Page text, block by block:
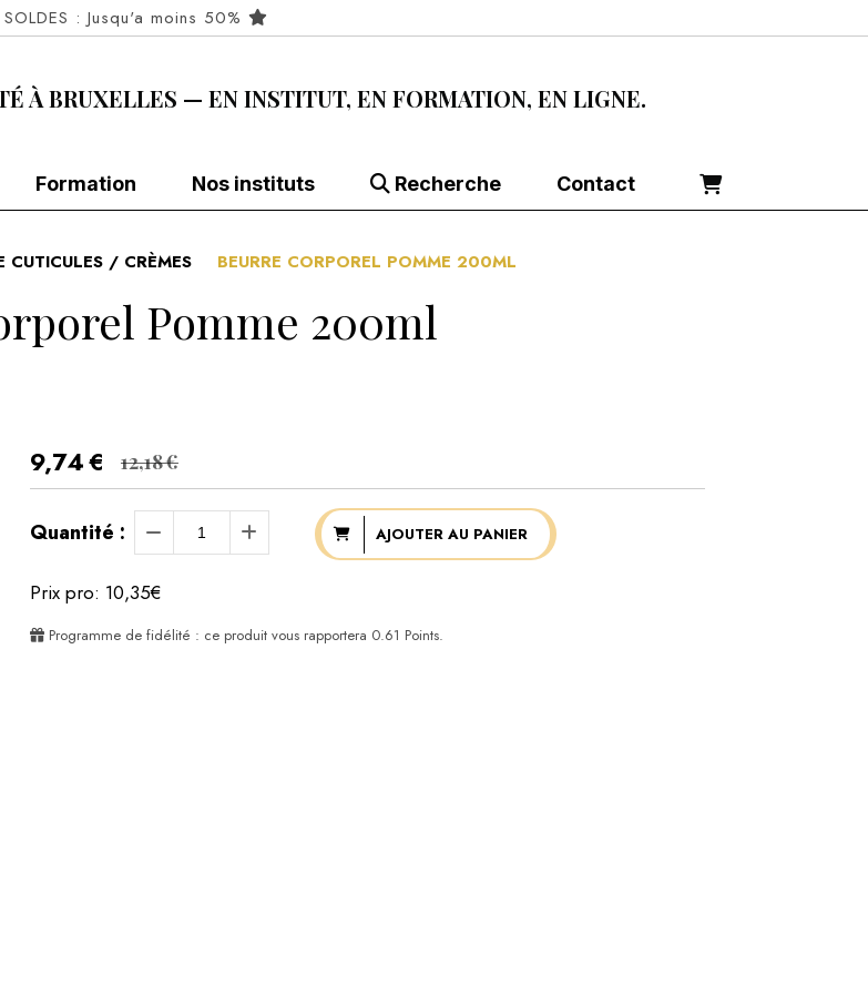
SOLDES : Jusqu'a moins 50%
À BRUXELLES — EN INSTITUT, EN FORMATION, EN LIGNE.
Formation Nos instituts Recherche Contact
CUTICULES / CRÈMES BEURRE CORPOREL POMME 200ML
Pomme 200ml
9,74€ 12,18€
Quantité : AJOUTER AU PANIER
Prix pro: 10,35€
Programme de fidélité : ce produit vous rapportera 0.61 Points.